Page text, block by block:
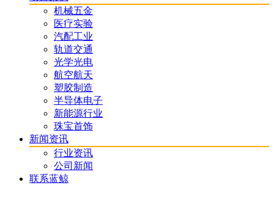
机械五金
医疗实验
汽配工业
轨道交通
光学光电
航空航天
塑胶制造
半导体电子
新能源行业
珠宝首饰
新闻资讯
行业资讯
公司新闻
联系蓝鲸